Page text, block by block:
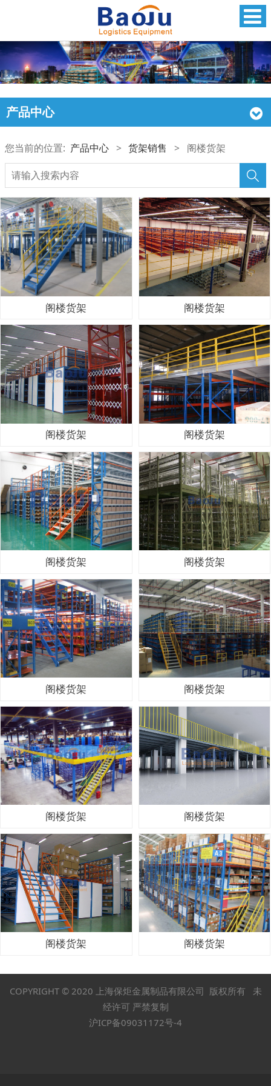
产品中心
您当前的位置: 产品中心 > 货架销售 > 阁楼货架
阁楼货架 阁楼货架
阁楼货架 阁楼货架
阁楼货架 阁楼货架
阁楼货架 阁楼货架
阁楼货架 阁楼货架
阁楼货架 阁楼货架
COPYRIGHT © 2020 上海保炬金属制品有限公司 版权所有 未
经许可 严禁复制
沪ICP备09031172号-4